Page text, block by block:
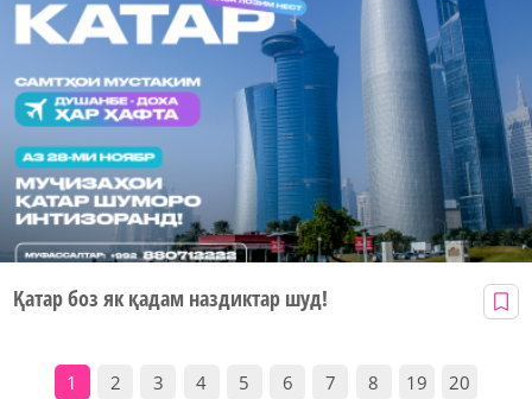
Қатар боз як қадам наздиктар шуд!
1 2 3 4 5 6 7 8 19 20